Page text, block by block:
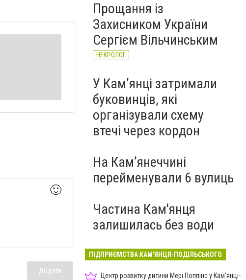
🙂
Додати
Прощання із
Захисником України
Сергієм Вільчинським
НЕКРОЛОГ
У Кам’янці затримали
буковинців, які
організували схему
втечі через кордон
На Камʼянеччині
перейменували 6 вулиць
Частина Кам'янця
залишилась без води
ПІДПРИЄМСТВА КАМ'ЯНЦЯ-ПОДІЛЬСЬКОГО
Центр розвитку дитини Мері Поппінс у Кам'янці-